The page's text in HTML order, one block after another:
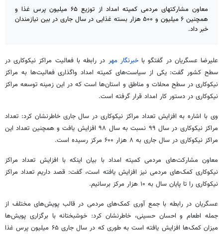
معاون مشارکتهای مردمی کمیته امداد از توزیع ۶۵ میلیون پرس غذا و
همچنین ۶ میلیون و ۵۰۰ هزار بسته غذایی در سال جاری در بین نیازمندان
خبر داد.
علیرضا عسگریان در گفتگو با خبرنگار مهر در رابطه با فعالیت مراکز نیکوکاری در
سطح کشور گفت: یکی از سیاست‌های کمیته امداد واگذاری فعالیت‌ها به مراکز
نیکوکاری در سطح محلات و مناطق و استان‌ها است که در این زمینه توسعه مراکز
نیکوکاری در دستور کار امداد قرار گرفته است.
وی با اشاره به افزایش تعداد مراکز نیکوکاری در سال جاری خاطرنشان کرد: تعداد
مراکز نیکوکاری در سال ۹۹ نسبت به سال ۹۸ افزایش یافت و همچنین تعداد این
مراکز نیکوکاری در سال جاری به ۸ هزار ۶۰۰ مرکز رسیده است.
معاون مشارکت‌های مردمی کمیته امداد با بیان اینکه با افزایش تعداد مراکز
نیکوکاری کمک‌های مردمی نیز افزایش یافته است، گفت: قصد داریم تعداد مراکز
نیکوکاری را تا پایان سال به ۱۰ هزار مرکز برسانیم.
عسگریان در رابطه با جمع آوری کمک‌های مردمی در قالب پویش‌های مختلف از
جمله اطعام و احسان حسینی، خاطرنشان کرد: خوشبختانه با برگزاری پویش‌ها
میزان کمک‌ها افزایش یافته است به طوری که در سال جاری ۶۵ میلیون پرس غذا